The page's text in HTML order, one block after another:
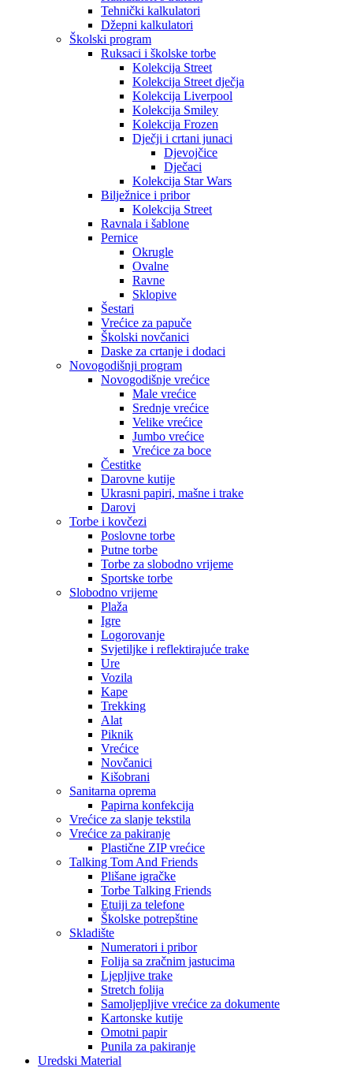
Tehnički kalkulatori
Džepni kalkulatori
Školski program
Ruksaci i školske torbe
Kolekcija Street
Kolekcija Street dječja
Kolekcija Liverpool
Kolekcija Smiley
Kolekcija Frozen
Dječji i crtani junaci
Djevojčice
Dječaci
Kolekcija Star Wars
Bilježnice i pribor
Kolekcija Street
Ravnala i šablone
Pernice
Okrugle
Ovalne
Ravne
Sklopive
Šestari
Vrećice za papuče
Školski novčanici
Daske za crtanje i dodaci
Novogodišnji program
Novogodišnje vrećice
Male vrećice
Srednje vrećice
Velike vrećice
Jumbo vrećice
Vrećice za boce
Čestitke
Darovne kutije
Ukrasni papiri, mašne i trake
Darovi
Torbe i kovčezi
Poslovne torbe
Putne torbe
Torbe za slobodno vrijeme
Sportske torbe
Slobodno vrijeme
Plaža
Igre
Logorovanje
Svjetiljke i reflektirajuće trake
Ure
Vozila
Kape
Trekking
Alat
Piknik
Vrećice
Novčanici
Kišobrani
Sanitarna oprema
Papirna konfekcija
Vrećice za slanje tekstila
Vrećice za pakiranje
Plastične ZIP vrećice
Talking Tom And Friends
Plišane igračke
Torbe Talking Friends
Etuiji za telefone
Školske potrepštine
Skladište
Numeratori i pribor
Folija sa zračnim jastucima
Ljepljive trake
Stretch folija
Samoljepljive vrećice za dokumente
Kartonske kutije
Omotni papir
Punila za pakiranje
Uredski Material